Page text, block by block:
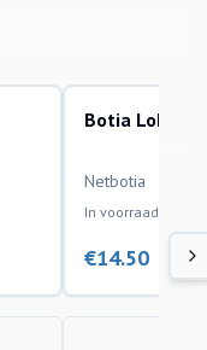
aquariumvissen
Botia
Netbotia
In voorraad
€14.50